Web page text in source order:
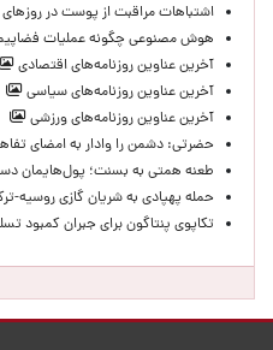
اشتباهات مراقبت از پوست در
هوش مصنوعی چگونه عملیات
آخرین عناوین روزنامه‌های اقتصادی
آخرین عناوین روزنامه‌های سیاسی
آخرین عناوین روزنامه‌های ورزشی
حضرتی: دشمن را وادار به امضای
طعنه همتی به بسنت؛ پول‌هایمان
حمله پهپادی به شریان گازی روسیه-
تکاپوی پنتاگون برای جبران کمبود